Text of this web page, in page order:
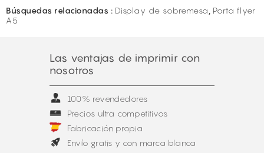
Búsquedas relacionadas : Display de sobremesa Porta flyer
A5
Las ventajas de imprimir con
nosotros
100% revendedores
Precios ultra competitivos
Fabricación propia
Envío gratis y con marca blanca